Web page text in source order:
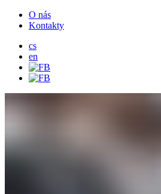
O nás
Kontakty
cs
en